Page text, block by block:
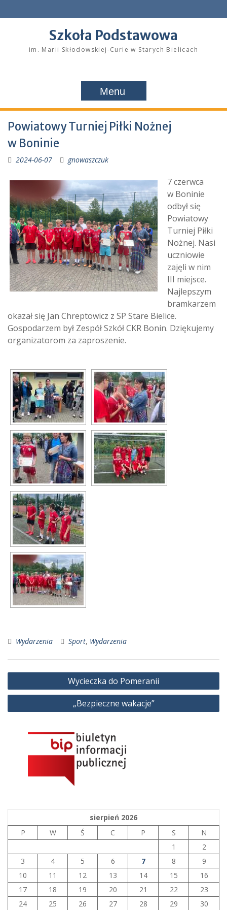
to
Szkoła Podstawowa
im. Marii Skłodowskiej-Curie w Starych Bielicach
Menu
Powiatowy Turniej Piłki Nożnej
w Boninie
2024-06-07 gnowaszczuk
7 czerwca
w Boninie
odbył się
Powiatowy
Turniej Piłki
Nożnej. Nasi
uczniowie
zajęli w nim
III miejsce.
Najlepszym
bramkarzem
okazał się Jan Chreptowicz z SP Stare Bielice.
Gospodarzem był Zespół Szkół CKR Bonin. Dziękujemy
organizatorom za zaproszenie.
Wydarzenia Sport, Wydarzenia
Nawigacja
wpisu
Wycieczka do Pomeranii
„Bezpieczne wakacje”
sierpień 2026
P
W Ś C P S
N
1
2
3
4 5 6 7 8
9
10
11 12 13 14 15
16
17
18 19 20 21 22
23
24
25 26 27 28 29 30